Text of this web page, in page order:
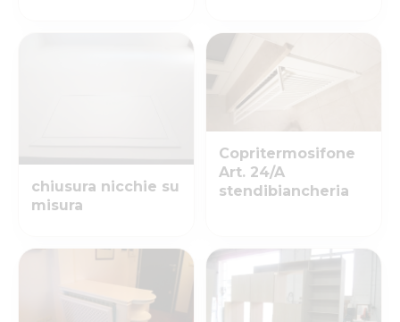
chiusura nicchie su
misura
Copritermosifone
Art. 24/A
stendibiancheria